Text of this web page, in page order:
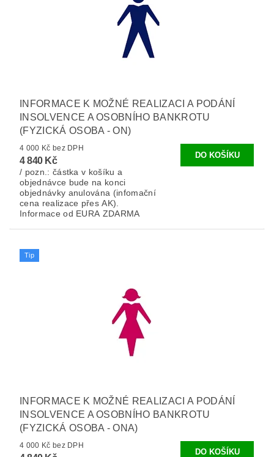
INFORMACE K MOŽNÉ REALIZACI A PODÁNÍ
INSOLVENCE A OSOBNÍHO BANKROTU
(FYZICKÁ OSOBA - ON)
4 000 Kč bez DPH
4 840 Kč
/ pozn.: částka v košíku a
objednávce bude na konci
objednávky anulována (infomační
cena realizace přes AK).
Informace od EURA ZDARMA
Tip
INFORMACE K MOŽNÉ REALIZACI A PODÁNÍ
INSOLVENCE A OSOBNÍHO BANKROTU
(FYZICKÁ OSOBA - ONA)
4 000 Kč bez DPH